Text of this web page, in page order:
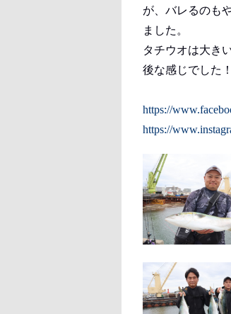
が、バレるのも
ました。
タチウオは大き
後な感じでした！
https://
https://